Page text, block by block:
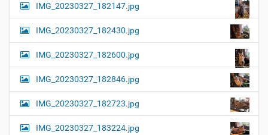
IMG_20230327_182147.jpg
IMG_20230327_182430.jpg
IMG_20230327_182600.jpg
IMG_20230327_182846.jpg
IMG_20230327_182723.jpg
IMG_20230327_183224.jpg